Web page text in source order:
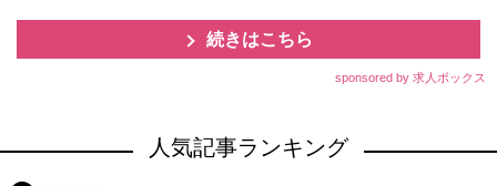
続きはこちら
sponsored by 求人ボックス
人気記事ランキング